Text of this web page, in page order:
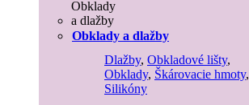
Obklady a dlažby
Dlažby, Obkladové lišty,
Obklady, Škárovacie hmoty,
Silikóny